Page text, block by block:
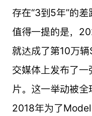
存在“3到5年”的差
值得一提的是，
就达成了第10万
交媒体上发布了
片。这一举动被
2018年为了